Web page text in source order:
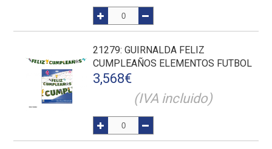
21279: GUIRNALDA FELIZ
CUMPLEAÑOS ELEMENTOS FUTBOL
3,568€
(IVA incluido)